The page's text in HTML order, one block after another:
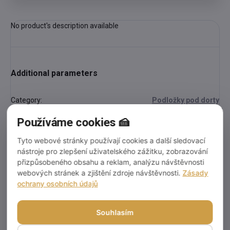
No product's description available
Additional parameters
Category: Podložky pod dorty
EAN:
Discussion
Be the first who will post an article to this item!
Používáme cookies 🍰
Tyto webové stránky používají cookies a další sledovací
nástroje pro zlepšení uživatelského zážitku, zobrazování
přizpůsobeného obsahu a reklam, analýzu návštěvnosti
webových stránek a zjištění zdroje návštěvnosti. Zásady
ochrany osobních údajů
Souhlasím